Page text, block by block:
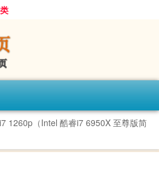
1260p（Intel 酷睿i7 6950X 至尊版简